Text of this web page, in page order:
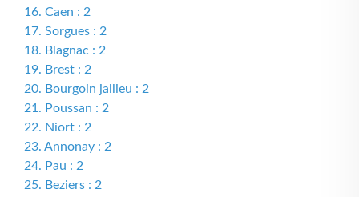
16. Caen : 2
17. Sorgues : 2
18. Blagnac : 2
19. Brest : 2
20. Bourgoin jallieu : 2
21. Poussan : 2
22. Niort : 2
23. Annonay : 2
24. Pau : 2
25. Beziers : 2